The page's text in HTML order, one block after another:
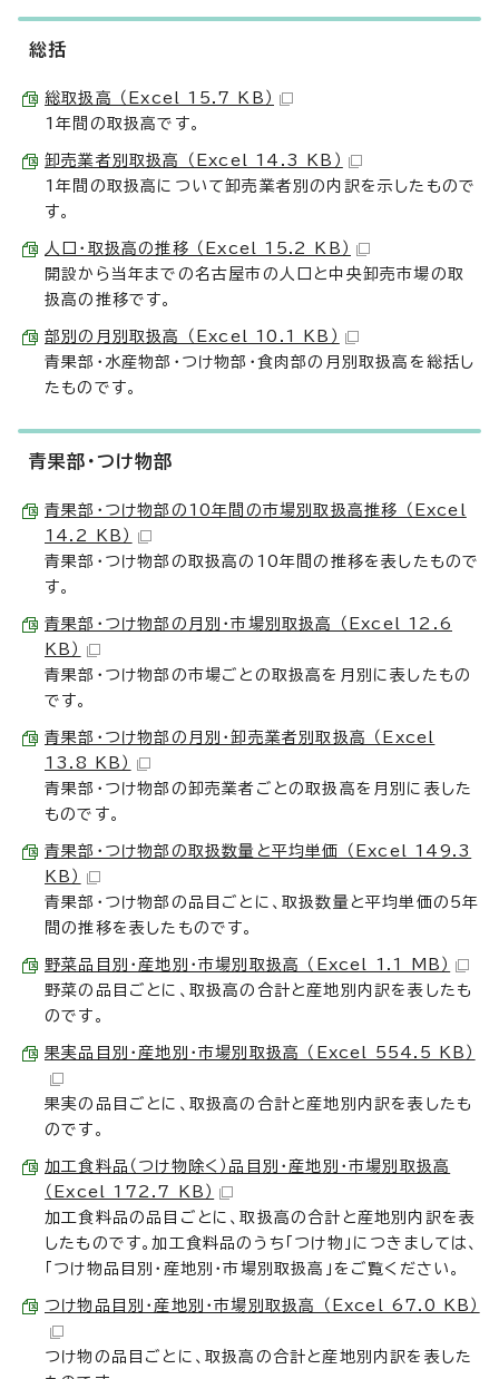
総括
総取扱高 （Excel 15.7 KB）
1年間の取扱高です。
卸売業者別取扱高 （Excel 14.3 KB）
1年間の取扱高について卸売業者別の内訳を示したもので
す。
人口・取扱高の推移 （Excel 15.2 KB）
開設から当年までの名古屋市の人口と中央卸売市場の取
扱高の推移です。
部別の月別取扱高 （Excel 10.1 KB）
青果部・水産物部・つけ物部・食肉部の月別取扱高を総括し
たものです。
青果部・つけ物部
青果部・つけ物部の10年間の市場別取扱高推移 （Excel
14.2 KB）
青果部・つけ物部の取扱高の10年間の推移を表したもので
す。
青果部・つけ物部の月別・市場別取扱高 （Excel 12.6
KB）
青果部・つけ物部の市場ごとの取扱高を月別に表したもの
です。
青果部・つけ物部の月別・卸売業者別取扱高 （Excel
13.8 KB）
青果部・つけ物部の卸売業者ごとの取扱高を月別に表した
ものです。
青果部・つけ物部の取扱数量と平均単価 （Excel 149.3
KB）
青果部・つけ物部の品目ごとに、取扱数量と平均単価の5年
間の推移を表したものです。
野菜品目別・産地別・市場別取扱高 （Excel 1.1 MB）
野菜の品目ごとに、取扱高の合計と産地別内訳を表したも
のです。
果実品目別・産地別・市場別取扱高 （Excel 554.5 KB）
果実の品目ごとに、取扱高の合計と産地別内訳を表したも
のです。
加工食料品（つけ物除く）品目別・産地別・市場別取扱高
（Excel 172.7 KB）
加工食料品の品目ごとに、取扱高の合計と産地別内訳を表
したものです。加工食料品のうち「つけ物」につきましては、
「つけ物品目別・産地別・市場別取扱高」をご覧ください。
つけ物品目別・産地別・市場別取扱高 （Excel 67.0 KB）
つけ物の品目ごとに、取扱高の合計と産地別内訳を表した